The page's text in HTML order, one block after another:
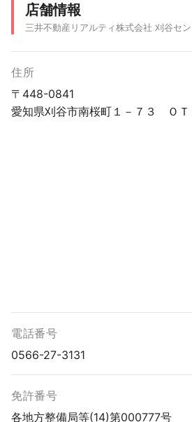
店舗情報
三井不動産リアルティ株式会社 刈谷セ
住所
〒448-0841
愛知県刈谷市南桜町１－７３ ＯＴ
電話番号
0566-27-3131
免許番号
各地方整備局等(14)第000777号